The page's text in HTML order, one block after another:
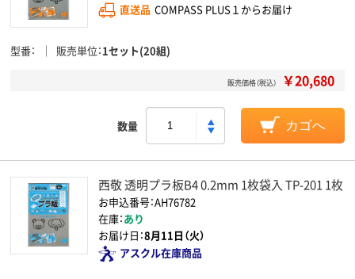
直送品 COMPASS PLUS１からお届け
型番 販売単位 1セット(20組)
販売価格（税込） ￥20,680
数量 カゴへ
西敬 透明プラ板B4 0.2mm 1枚袋入 TP-201 1枚
お申込番号：AH76782
在庫：あり
お届け日：8月11日（火）
アスクル在庫商品